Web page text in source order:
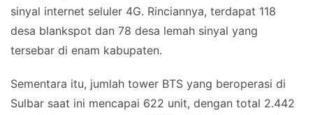
sinyal internet seluler 4G. Rinciannya, terdapat 118
desa blankspot dan 78 desa lemah sinyal yang
tersebar di enam kabupaten.
Sementara itu, jumlah tower BTS yang beroperasi di
Sulbar saat ini mencapai 622 unit, dengan total 2.442